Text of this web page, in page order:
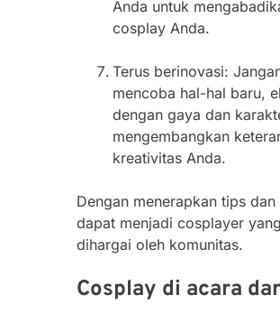
Anda untuk
cosplay Anda.
Terus berinovasi:
mencoba hal-hal baru,
dengan gaya dan
mengembangkan
kreativitas Anda.
Dengan menerapkan tips
dapat menjadi cosplayer
dihargai oleh komunitas.
Cosplay di acara